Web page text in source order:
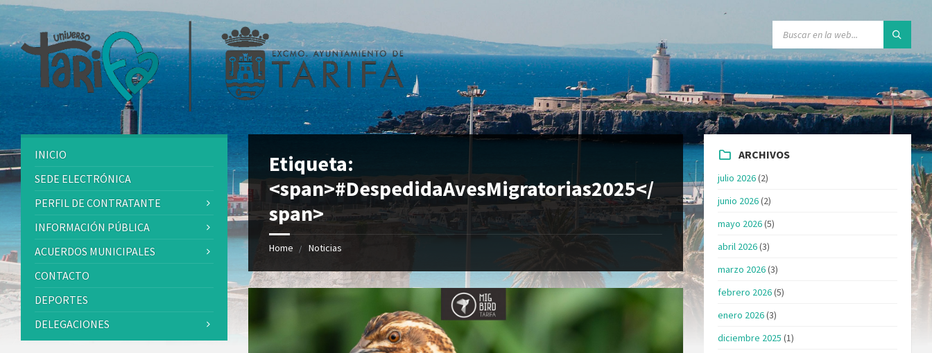
Etiqueta:
<span>#DespedidaAvesMigratorias2025</
span>
Home Noticias
INICIO
SEDE ELECTRÓNICA
PERFIL DE CONTRATANTE
INFORMACIÓN PÚBLICA
ACUERDOS MUNICIPALES
CONTACTO
DEPORTES
DELEGACIONES
ARCHIVOS
julio 2026(2)
junio 2026(2)
mayo 2026(5)
abril 2026(3)
marzo 2026(3)
febrero 2026(5)
enero 2026(3)
diciembre 2025 (1)